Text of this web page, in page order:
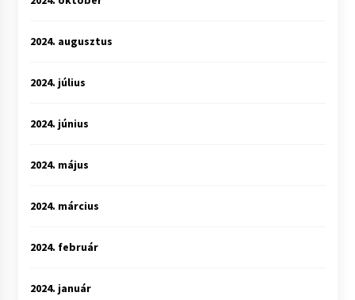
2024. augusztus
2024. július
2024. június
2024. május
2024. március
2024. február
2024. január